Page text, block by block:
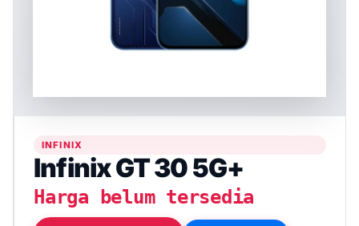
INFINIX
Infinix GT 30 5G+
Harga belum tersedia